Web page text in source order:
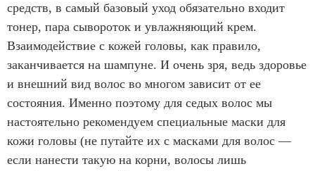
средств, в самый базовый уход обязательно входит
тонер, пара сывороток и увлажняющий крем.
Взаимодействие с кожей головы, как правило,
заканчивается на шампуне. И очень зря, ведь здоровье
и внешний вид волос во многом зависит от ее
состояния. Именно поэтому для седых волос мы
настоятельно рекомендуем специальные маски для
кожи головы (не путайте их с масками для волос —
если нанести такую на корни, волосы лишь